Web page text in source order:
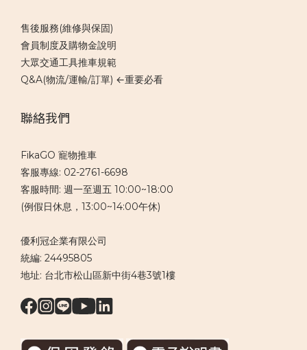
售後服務(維修與保固)
會員制度及購物金說明
大眾交通工具推車規範
Q&A(物流/運輸/訂單) ←重要必看
聯絡我們
FikaGO 寵物推車
客服專線: 02-2761-6698
客服時間: 週一至週五 10:00~18:00
(例假日休息，13:00~14:00午休)
優利冠企業有限公司
統編: 24495805
地址: 台北市松山區新中街4巷3號1樓